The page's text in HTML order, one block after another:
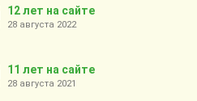
12 лет на сайте
28 августа 2022
11 лет на сайте
28 августа 2021